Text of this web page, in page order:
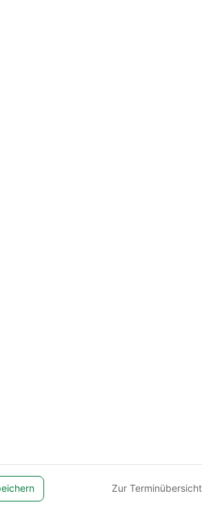
Zur Terminübersicht